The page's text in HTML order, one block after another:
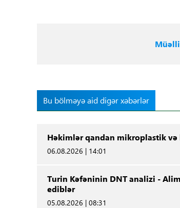
Bu bölməyə aid digər xəbərlər
Həkimlər qandan mikroplastik və
06.08.2026 | 14:01
Turin Kəfəninin DNT analizi -
ediblər
05.08.2026 | 08:31